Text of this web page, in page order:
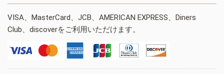
VISA、MasterCard、JCB、AMERICAN EXPRESS、Diners
Club、discoverをご利用いただけます。